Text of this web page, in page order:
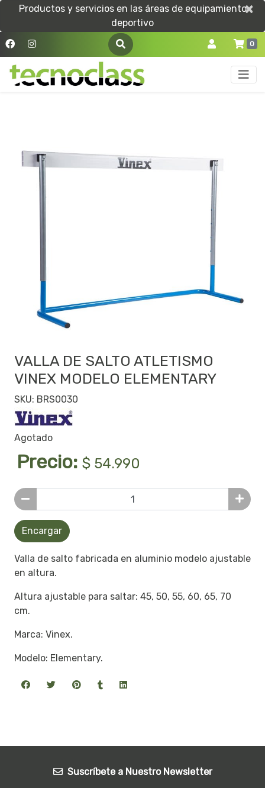
Productos y servicios en las áreas de equipamiento
deportivo
×
×
0
VALLA DE SALTO ATLETISMO
VINEX MODELO ELEMENTARY
SKU: BRS0030
Agotado
Precio: $ 54.990
Encargar
Valla de salto fabricada en aluminio modelo ajustable
en altura.
Altura ajustable para saltar: 45, 50, 55, 60, 65, 70
cm.
Marca: Vinex.
Modelo: Elementary.
Suscríbete a Nuestro Newsletter